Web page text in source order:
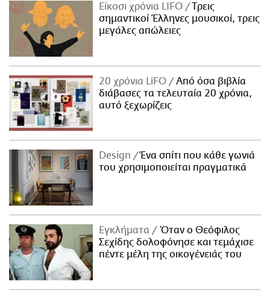
Είκοσι χρόνια LIFO
Tρεις
σημαντικοί Έλληνες μουσικοί, τρεις
μεγάλες απώλειες
20 χρόνια LiFO
Από όσα βιβλία
διάβασες τα τελευταία 20 χρόνια,
αυτό ξεχωρίζεις
Design
Ένα σπίτι που κάθε γωνιά
του χρησιμοποιείται πραγματικά
Εγκλήματα
Όταν ο Θεόφιλος
Σεχίδης δολοφόνησε και τεμάχισε
πέντε μέλη της οικογένειάς του